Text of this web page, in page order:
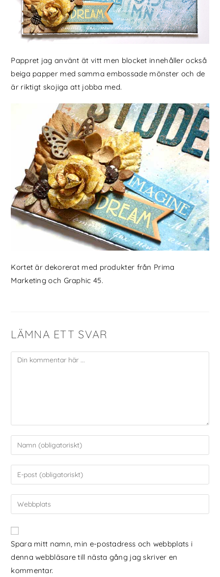
Pappret jag använt ät vitt men blocket innehåller också
beiga papper med samma embossade mönster och de
är riktigt skojiga att jobba med.
Kortet är dekorerat med produkter från Prima
Marketing och Graphic 45.
LÄMNA ETT SVAR
Spara mitt namn, min e-postadress och webbplats i
denna webbläsare till nästa gång jag skriver en
kommentar.